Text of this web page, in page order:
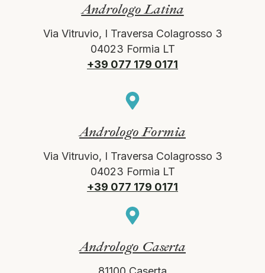
Andrologo Latina
Via Vitruvio, I Traversa Colagrosso 3
04023 Formia LT
+39 077 179 0171
Andrologo Formia
Via Vitruvio, I Traversa Colagrosso 3
04023 Formia LT
+39 077 179 0171
Andrologo Caserta